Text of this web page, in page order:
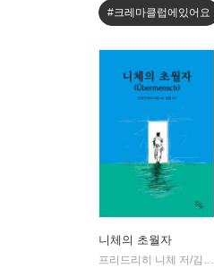
#크레마클럽에있어요
니체의 초월자
프리드리히 니체 저/김철 편역